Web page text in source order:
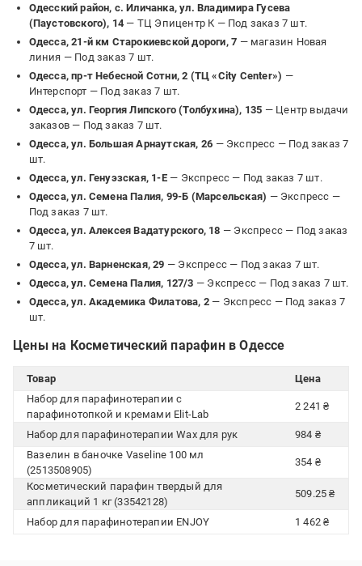
Одесский район, с. Иличанка, ул. Владимира Гусева
(Паустовского), 14 — ТЦ Эпицентр К — Под заказ 7 шт.
Одесса, 21-й км Старокиевской дороги, 7 — магазин Новая
линия — Под заказ 7 шт.
Одесса, пр-т Небесной Сотни, 2 (ТЦ «City Center») —
Интерспорт — Под заказ 7 шт.
Одесса, ул. Георгия Липского (Толбухина), 135 — Центр выдачи
заказов — Под заказ 7 шт.
Одесса, ул. Большая Арнаутская, 26 — Экспресс — Под заказ 7
шт.
Одесса, ул. Генуэзская, 1-Е— Экспресс — Под заказ 7 шт.
Одесса, ул. Семена Палия, 99-Б (Марсельская) — Экспресс —
Под заказ 7 шт.
Одесса, ул. Алексея Вадатурского, 18 — Экспресс — Под заказ
7 шт.
Одесса, ул. Варненская, 29 — Экспресс — Под заказ 7 шт.
Одесса, ул. Семена Палия, 127/3 — Экспресс — Под заказ 7 шт.
Одесса, ул. Академика Филатова, 2 — Экспресс — Под заказ 7
шт.
Цены на Косметический парафин в Одессе
Товар
Цена
Набор для парафинотерапии с
парафинотопкой и кремами Elit-Lab
2 241 ₴
Набор для парафинотерапии Wax для рук
984 ₴
Вазелин в баночке Vaseline 100 мл
(2513508905)
354 ₴
Косметический парафин твердый для
аппликаций 1 кг (33542128)
509.25 ₴
Набор для парафинотерапии ENJOY 1 462 ₴